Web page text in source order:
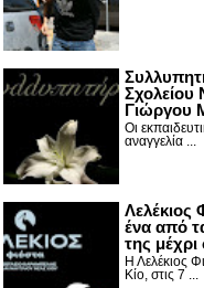
Σχολείου
Γιώργου
Οι
αναγγελία ...
Λελέκιος
ένα από
της
Η Λελέκιος
Κίο, στις 7 ...